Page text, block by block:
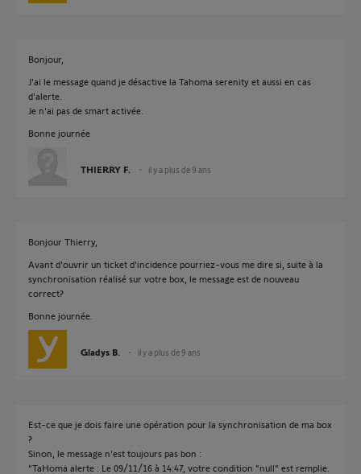
Bonjour,
J'ai le message quand je désactive la Tahoma serenity et aussi en cas
d'alerte.
Je n'ai pas de smart activée.
Bonne journée
THIERRY F. il y a plus de 9 ans
Bonjour Thierry,
Avant d'ouvrir un ticket d'incidence pourriez-vous me dire si, suite à la
synchronisation réalisé sur votre box, le message est de nouveau
correct?
Bonne journée.
Gladys B. il y a plus de 9 ans
Est-ce que je dois faire une opération pour la synchronisation de ma box
?
Sinon, le message n'est toujours pas bon :
"TaHoma alerte : Le 09/11/16 à 14:47, votre condition "null" est remplie.